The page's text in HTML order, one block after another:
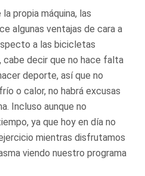
propia máquina, las
algunas ventajas de cara a
a las bicicletas
cabe decir que no hace falta
deporte, así que no
o calor, no habrá excusas
Incluso aunque no
ya que hoy en día no
mientras disfrutamos
viendo nuestro programa